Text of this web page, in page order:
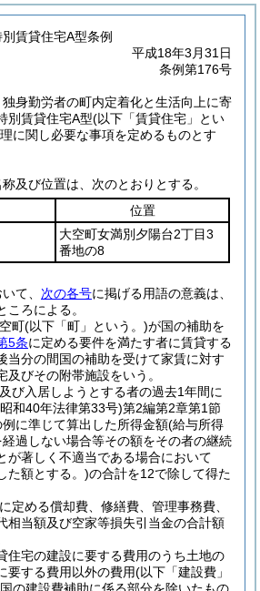
賃貸住宅A型条例
平成18年3月31日
条例第176号
独身勤労者の町内定着化と生活向上に寄
別賃貸住宅A型(以下「賃貸住宅」とい
に関し必要な事項を定めるものとす
及び位置は、次のとおりとする。
位置
大空町女満別夕陽台2丁目3
番地の8
て、 次の各号に掲げる用語の意義は、
ころによる。
町(以下「町」という。)が国の補助を
5条に定める要件を満たす者に賃貸する
当分の間国の補助を受けて家賃に対す
及びその附帯施設をいう。
び入居しようとする者の過去1年間に
和40年法律第33号)第2編第2章第1節
に準じて算出した所得金額(給与所得
過しない場合等その額をその者の継続
が著しく不適当である場合において
た額とする。)の合計を12で除して得た
める償却費、修繕費、管理事務費、
相当額及び空家等損失引当金の合計額
宅の建設に要する費用のうち土地の
要する費用以外の費用(以下「建設費」